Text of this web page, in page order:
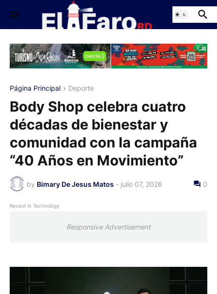
Página Principal Deporte
Body Shop celebra cuatro
décadas de bienestar y
comunidad con la campaña
“40 Años en Movimiento”
by Bimary De Jesus Matos - julio 07, 2026 0
Recent in Technology
Responsive Advertisement